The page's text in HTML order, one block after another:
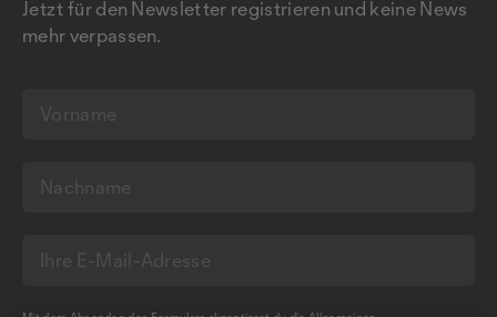
Jetzt für den Newsletter registrieren und keine News
mehr verpassen.